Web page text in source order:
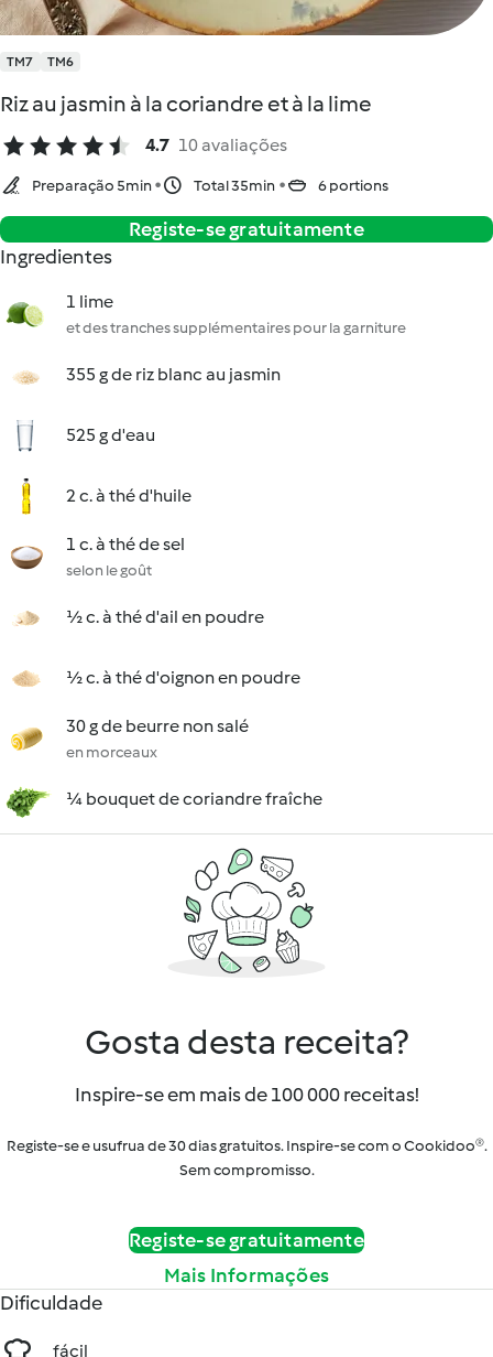
TM7 TM6
Riz au jasmin à la coriandre et à la lime
4.7 10 avaliações
Preparação 5min Total 35min 6 portions
Registe-se gratuitamente
Ingredientes
1 lime
et des tranches supplémentaires pour la garniture
355 g de riz blanc au jasmin
525 g d'eau
2 c. à thé d'huile
1 c. à thé de sel
selon le goût
½ c. à thé d'ail en poudre
½ c. à thé d'oignon en poudre
30 g de beurre non salé
en morceaux
¼ bouquet de coriandre fraîche
Gosta desta receita?
Inspire-se em mais de 100 000 receitas!
Registe-se e usufrua de 30 dias gratuitos. Inspire-se com o Cookidoo®.
Sem compromisso.
Registe-se gratuitamente
Mais Informações
Dificuldade
fácil